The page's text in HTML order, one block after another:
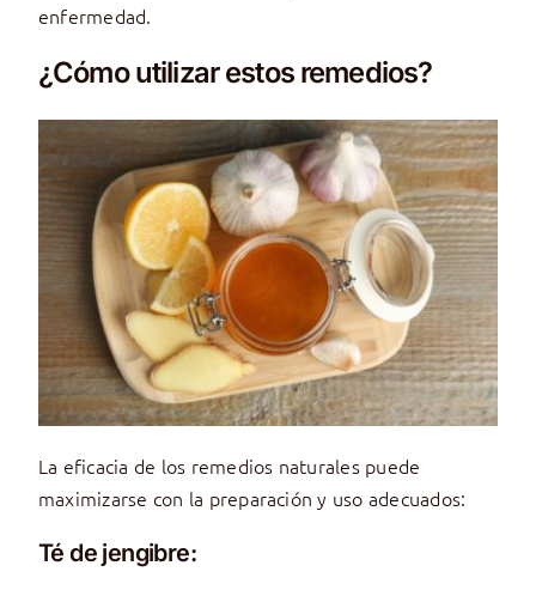
enfermedad.
¿Cómo utilizar estos remedios?
La eficacia de los remedios naturales puede
maximizarse con la preparación y uso adecuados:
Té de jengibre: